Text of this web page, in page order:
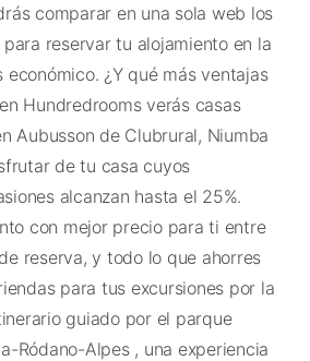
comparar en una sola web los
reservar tu alojamiento en la
económico. ¿Y qué más ventajas
Hundredrooms verás casas
Aubusson de Clubrural, Niumba
de tu casa cuyos
alcanzan hasta el 25%.
con mejor precio para ti entre
reserva, y todo lo que ahorres
para tus excursiones por la
guiado por el parque
Ródano-Alpes , una experiencia